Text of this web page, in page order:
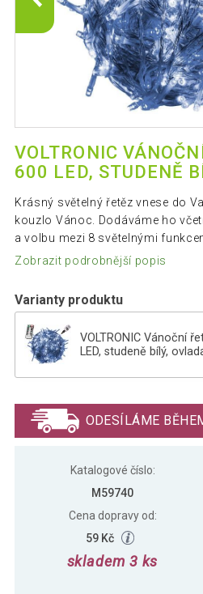
VOLTRONIC
600 LED, STUDENĚ
Krásný světelný řetěz vnese do
kouzlo Vánoc. Dodáváme ho
a volbu mezi 8 světelnými
Zobrazit podrobnější popis
Varianty produktu
VOLTRONIC Vánoční
LED, studeně bílý,
studeně bílý, ovladač
studeně bílý, ovladač
VOLTRONIC Vánoční
studeně bílý, ovladač
ODESÍLÁME
Katalogové číslo:
M59740
Cena dopravy od:
59 Kč
skladem 3 ks